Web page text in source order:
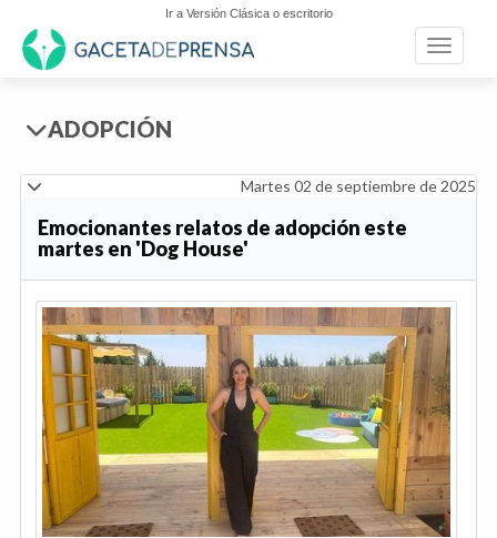
Ir a Versión Clásica o escritorio
Toggle
ADOPCIÓN
Martes 02 de septiembre de 2025
Emocionantes relatos de adopción este
martes en 'Dog House'